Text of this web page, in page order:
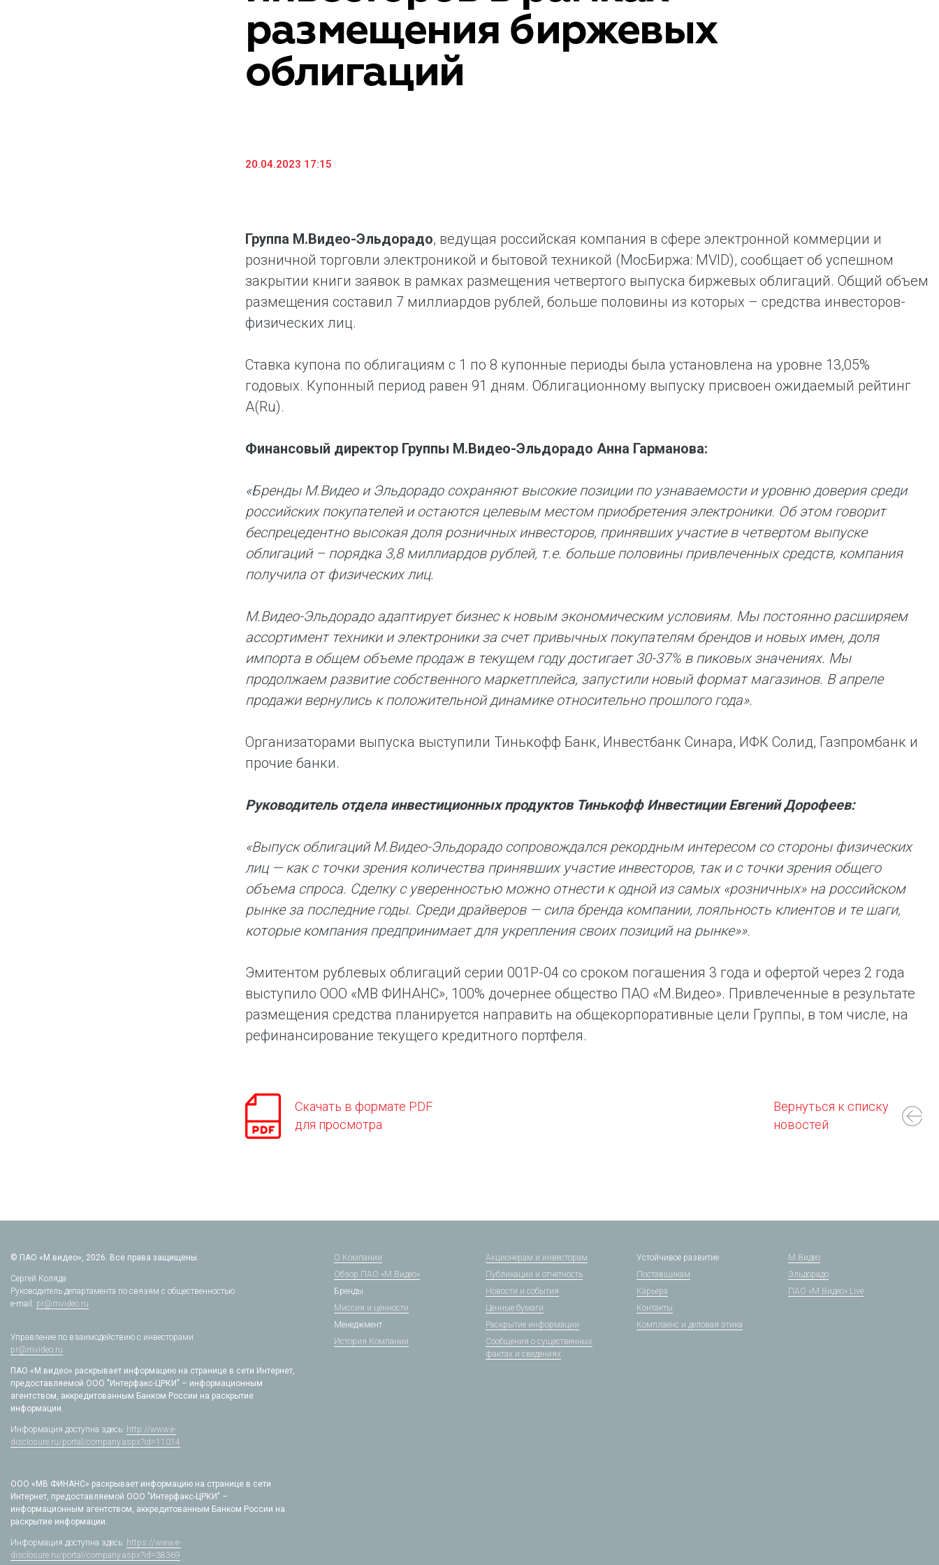
«М.Видео» — эксперт-инноватор в сфере торговли
бытовой техникой и электроникой. Благодаря
максимальному ассортименту и фокусу на клиенте,
компания предлагает уникальные комплексные
решения задач покупателей через комплементарные
категории товаров, услуг и сервисов.
предложение наиболее выгодной сделки при
поддержке промо-активности и доступного
Предоставление информации и копийразмещения биржевых
облигаций
20.04.2023 17:15
Группа М.Видео-Эльдорадо, ведущая российская компания в сфере электронной коммерции и
розничной торговли электроникой и бытовой техникой (МосБиржа: MVID), сообщает об успешном
закрытии книги заявок в рамках размещения четвертого выпуска биржевых облигаций. Общий объем
размещения составил 7 миллиардов рублей, больше половины из которых – средства инвесторов-
физических лиц.
Ставка купона по облигациям с 1 по 8 купонные периоды была установлена на уровне 13,05%
годовых. Купонный период равен 91 дням. Облигационному выпуску присвоен ожидаемый рейтинг
А(Ru).
Финансовый директор Группы М.Видео-Эльдорадо Анна Гарманова:
«Бренды М.Видео и Эльдорадо сохраняют высокие позиции по узнаваемости и уровню доверия среди
российских покупателей и остаются целевым местом приобретения электроники. Об этом говорит
беспрецедентно высокая доля розничных инвесторов, принявших участие в четвертом выпуске
облигаций – порядка 3,8 миллиардов рублей, т.е. больше половины привлеченных средств, компания
получила от физических лиц.
М.Видео-Эльдорадо адаптирует бизнес к новым экономическим условиям. Мы постоянно расширяем
ассортимент техники и электроники за счет привычных покупателям брендов и новых имен, доля
импорта в общем объеме продаж в текущем году достигает 30-37% в пиковых значениях. Мы
продолжаем развитие собственного маркетплейса, запустили новый формат магазинов. В апреле
продажи вернулись к положительной динамике относительно прошлого года».
Организаторами выпуска выступили Тинькофф Банк, Инвестбанк Синара, ИФК Солид, Газпромбанк и
прочие банки.
Руководитель отдела инвестиционных продуктов Тинькофф Инвестиции Евгений Дорофеев:
«Выпуск облигаций М.Видео-Эльдорадо сопровождался рекордным интересом со стороны физических
лиц — как с точки зрения количества принявших участие инвесторов, так и с точки зрения общего
объема спроса. Сделку с уверенностью можно отнести к одной из самых «розничных» на российском
рынке за последние годы. Среди драйверов — сила бренда компании, лояльность клиентов и те шаги,
которые компания предпринимает для укрепления своих позиций на рынке»».
Эмитентом рублевых облигаций серии 001Р-04 со сроком погашения 3 года и офертой через 2 года
выступило ООО «МВ ФИНАНС», 100% дочернее общество ПАО «М.Видео». Привлеченные в результате
размещения средства планируется направить на общекорпоративные цели Группы, в том числе, на
рефинансирование текущего кредитного портфеля.
Скачать в формате PDF
для просмотра
Вернуться к списку
новостей
© ПАО «М.видео», 2026. Все права защищены.
Сергей Коляда
Руководитель департамента по связям с общественностью
e-mail: pr@mvideo.ru
Управление по взаимодействию с инвесторами
pr@mvideo.ru
ПАО «М.видео» раскрывает информацию на странице в сети Интернет,
предоставляемой ООО "Интерфакс-ЦРКИ" – информационным
агентством, аккредитованным Банком России на раскрытие
информации.
Информация доступна здесь: http://www.e-
disclosure.ru/portal/company.aspx?id=11014
ООО «МВ ФИНАНС» раскрывает информацию на странице в сети
Интернет, предоставляемой ООО "Интерфакс-ЦРКИ" –
информационным агентством, аккредитованным Банком России на
раскрытие информации.
Информация доступна здесь: https://www.e-
disclosure.ru/portal/company.aspx?id=38369
О Компании
Обзор ПАО «М.Видео»
Бренды
Миссия и ценности
Менеджмент
История Компании
Акционерам и инвесторам
Публикации и отчетность
Новости и события
Ценные бумаги
Раскрытие информации
Сообщения о существенных
фактах и сведениях
Устойчивое развитие
Поставщикам
Карьера
Контакты
Комплаенс и деловая этика
М.Видео
Эльдорадо
ПАО «М.Видео» Live